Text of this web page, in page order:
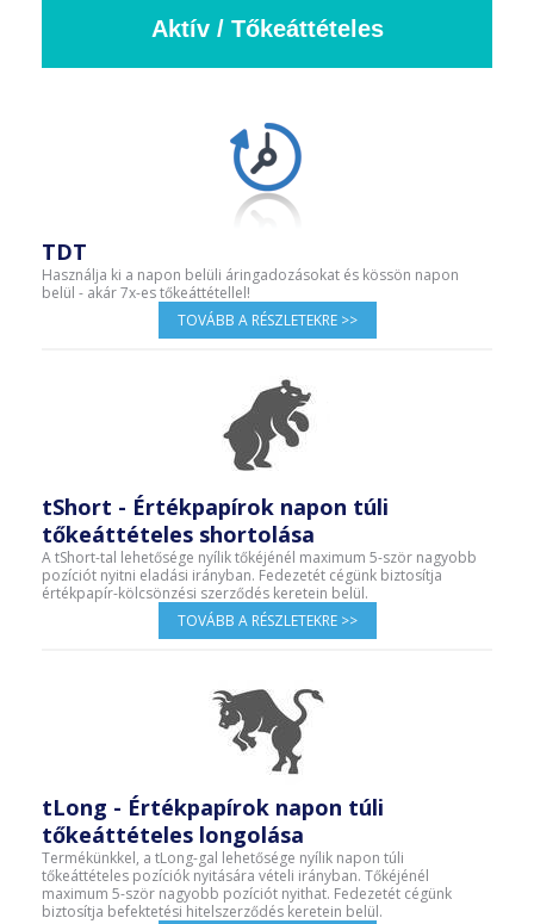
Aktív / Tőkeáttételes
TDT
Használja ki a napon belüli áringadozásokat és kössön napon
belül - akár 7x-es tőkeáttétellel!
TOVÁBB A RÉSZLETEKRE >>
tShort - Értékpapírok napon túli
tőkeáttételes shortolása
A tShort-tal lehetősége nyílik tőkéjénél maximum 5-ször nagyobb
pozíciót nyitni eladási irányban. Fedezetét cégünk biztosítja
értékpapír-kölcsönzési szerződés keretein belül.
TOVÁBB A RÉSZLETEKRE >>
tLong - Értékpapírok napon túli
tőkeáttételes longolása
Termékünkkel, a tLong-gal lehetősége nyílik napon túli
tőkeáttételes pozíciók nyitására vételi irányban. Tőkéjénél
maximum 5-ször nagyobb pozíciót nyithat. Fedezetét cégünk
biztosítja befektetési hitelszerződés keretein belül.